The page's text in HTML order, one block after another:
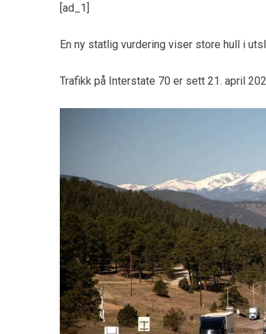
[ad_1]
En ny statlig vurdering viser store hull i
Trafikk på Interstate 70 er sett 21. april